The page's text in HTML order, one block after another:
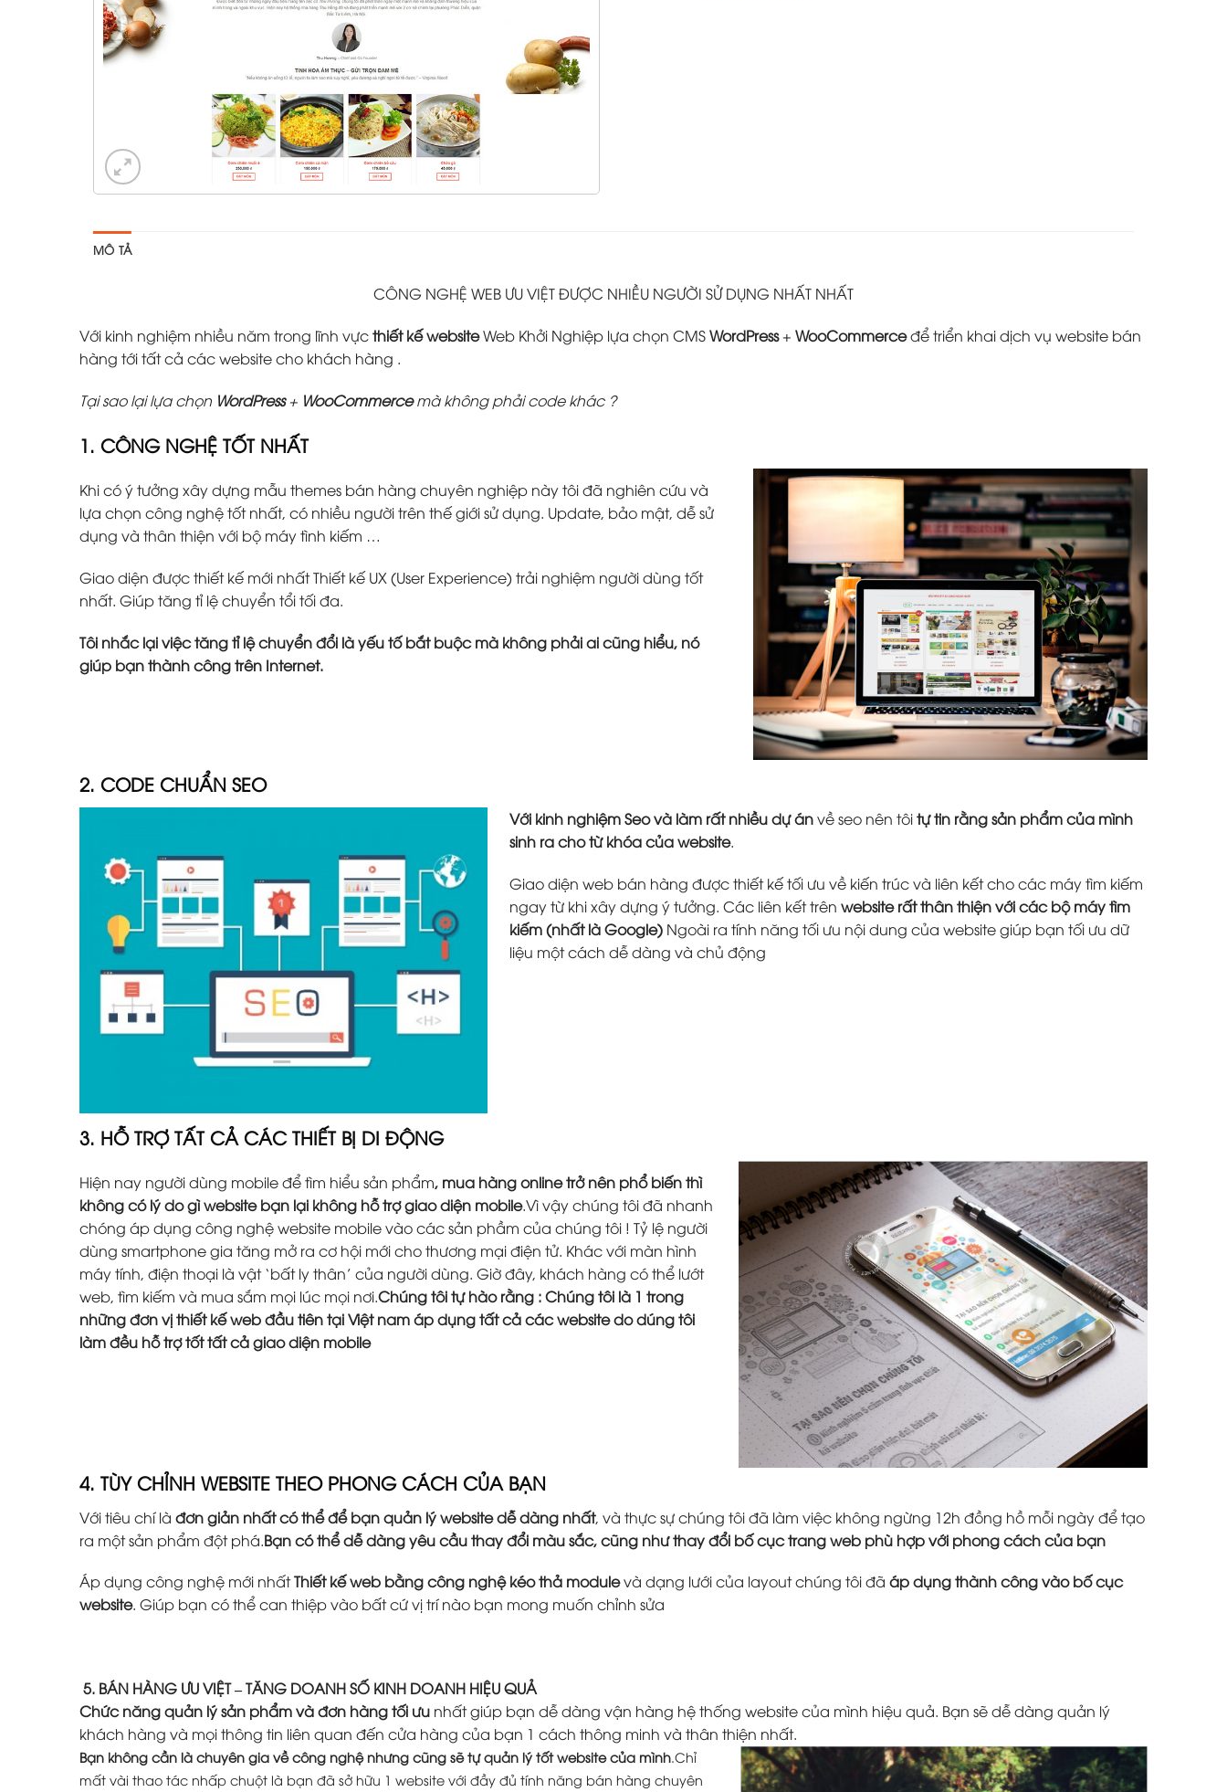
MÔ TẢ
CÔNG NGHỆ WEB ƯU VIỆT ĐƯỢC NHIỀU NGƯỜI SỬ DỤNG NHẤT NHẤT
Với kinh nghiệm nhiều năm trong lĩnh vựcthiết kế websiteWeb Khởi Nghiệp lựa chọn CMSWordPress+ WooCommerceđể triển khai dịch vụ website bán
hàng tới tất cả các website cho khách hàng .
Tại sao lại lựa chọn WordPress+ WooCommercemà không phải code khác ?
1. CÔNG NGHỆ TỐT NHẤT
Khi có ý tưởng xây dựng mẫu themes bán hàng chuyên nghiệp này tôi đã nghiên cứu và
lựa chọn công nghệ tốt nhất, có nhiều người trên thế giới sử dụng. Update, bảo mật, dễ sử
dụng và thân thiện với bộ máy tình kiếm …
Giao diện được thiết kế mới nhất Thiết kế UX (User Experience) trải nghiệm người dùng tốt
nhất. Giúp tăng tỉ lệ chuyển tổi tối đa.
Tôi nhắc lại việc tăng tỉ lệ chuyển đổi là yếu tố bắt buộc mà không phải ai cũng hiểu, nó
giúp bạn thành công trên Internet.
2. CODE CHUẨN SEO
Với kinh nghiệm Seo và làm rất nhiều dự ánvề seo nên tôitự tin rằng sản phẩm của mình
sinh ra cho từ khóa của website.
Giao diện web bán hàng được thiết kế tối ưu về kiến trúc và liên kết cho các máy tìm kiếm
ngay từ khi xây dựng ý tưởng. Các liên kết trên website rất thân thiện với các bộ máy tìm
kiếm (nhất là Google) Ngoài ra tính năng tối ưu nội dung của website giúp bạn tối ưu dữ
liệu một cách dễ dàng và chủ động
3. HỖ TRỢ TẤT CẢ CÁC THIẾT BỊ DI ĐỘNG
Hiện nay người dùng mobile để tìm hiểu sản phẩm, mua hàng online trở nên phổ biến thì
không có lý do gì website bạn lại không hỗ trợ giao diện mobile.Vì vậy chúng tôi đã nhanh
chóng áp dụng công nghệ website mobile vào các sản phầm của chúng tôi ! Tỷ lệ người
dùng smartphone gia tăng mở ra cơ hội mới cho thương mại điện tử. Khác với màn hình
máy tính, điện thoại là vật ‘bất ly thân’ của người dùng. Giờ đây, khách hàng có thể lướt
web, tìm kiếm và mua sắm mọi lúc mọi nơi.Chúng tôi tự hào rằng : Chúng tôi là 1 trong
những đơn vị thiết kế web đầu tiên tại Việt nam áp dụng tất cả các website do dúng tôi
làm đều hỗ trợ tốt tất cả giao diện mobile
4. TÙY CHỈNH WEBSITE THEO PHONG CÁCH CỦA BẠN
Với tiêu chí là đơn giản nhất có thể để bạn quản lý website dễ dàng nhất, và thực sự chúng tôi đã làm việc không ngừng 12h đồng hồ mỗi ngày để tạo
ra một sản phẩm đột phá.Bạn có thể dễ dàng yêu cầu thay đổi màu sắc, cũng như thay đổi bố cục trang web phù hợp với phong cách của bạn
Áp dụng công nghệ mới nhấtThiết kế web bằng công nghệ kéo thả modulevà dạng lưới của layout chúng tôi đã áp dụng thành công vào bố cục
website. Giúp bạn có thể can thiệp vào bất cứ vị trí nào bạn mong muốn chỉnh sửa
5. BÁN HÀNG ƯU VIỆT – TĂNG DOANH SỐ KINH DOANH HIỆU QUẢ
Chức năng quản lý sản phẩm và đơn hàng tối ưu nhất giúp bạn dễ dàng vận hàng hệ thống website của mình hiệu quả. Bạn sẽ dễ dàng quản lý
khách hàng và mọi thông tin liên quan đến cửa hàng của bạn 1 cách thông minh và thân thiện nhất.
Bạn không cần là chuyên gia về công nghệ nhưng cũng sẽ tự quản lý tốt website của mình.Chỉ
mất vài thao tác nhấp chuột là bạn đã sở hữu 1 website với đầy đủ tính năng bán hàng chuyên